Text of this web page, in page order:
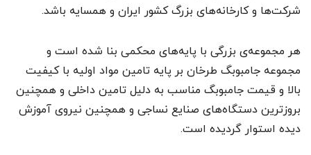
شرکت‌ها و کارخانه‌های بزرگ کشور ایران و همسایه باشد‌.
هر مجموعه‌ی بزرگی با پایه‌های محکمی بنا شده است و
مجموعه جامبوبگ طرخان بر پایه تامین مواد اولیه با کیفیت
بالا و قیمت جامبوبگ مناسب به دلیل تامین داخلی و همچنین
بروزترین دستگاه‌های صنایع نساجی و همچنین نیروی آموزش
دیده استوار گردیده است.